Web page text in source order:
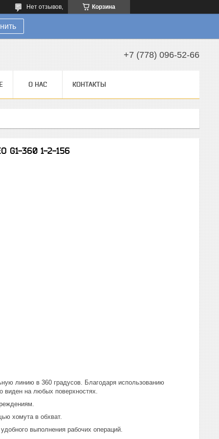
Корзина
Нет отзывов,
+7 (778) 096-52-66
О НАС КОНТАКТЫ
G1-360 1-2-156
линию в 360 градусов. Благодаря использованию
виден на любых поверхностях.
хомута в обхват.
выполнения рабочих операций.